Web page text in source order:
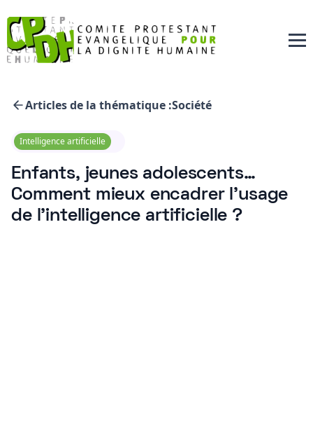
Articles de la thématique :Société
Intelligence artificielle
Enfants, jeunes adolescents…
Comment mieux encadrer l’usage
de l’intelligence artificielle ?